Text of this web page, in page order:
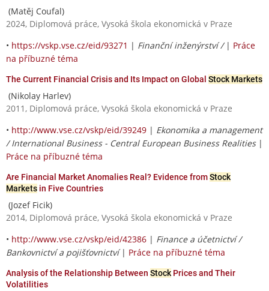
(Matěj Coufal)
2024, Diplomová práce, Vysoká škola ekonomická v Praze
• https://vskp.vse.cz/eid/93271 | Finanční inženýrství / | Práce
na příbuzné téma
The Current Financial Crisis and Its Impact on Global Stock Markets
(Nikolay Harlev)
2011, Diplomová práce, Vysoká škola ekonomická v Praze
• http://www.vse.cz/vskp/eid/39249 | Ekonomika a management
/ International Business - Central European Business Realities|
Práce na příbuzné téma
Are Financial Market Anomalies Real? Evidence fromStock
Markets in Five Countries
(Jozef Ficik)
2014, Diplomová práce, Vysoká škola ekonomická v Praze
• http://www.vse.cz/vskp/eid/42386 | Finance a účetnictví /
Bankovnictví a pojišťovnictví| Práce na příbuzné téma
Analysis of the Relationship Between Stock Prices and Their
Volatilities